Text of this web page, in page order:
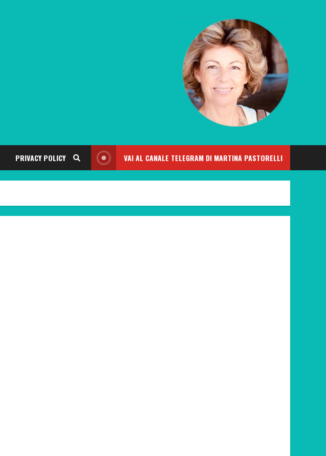
PRIVACY POLICY VAI AL CANALE TELEGRAM DI MARTINA PASTORELLI